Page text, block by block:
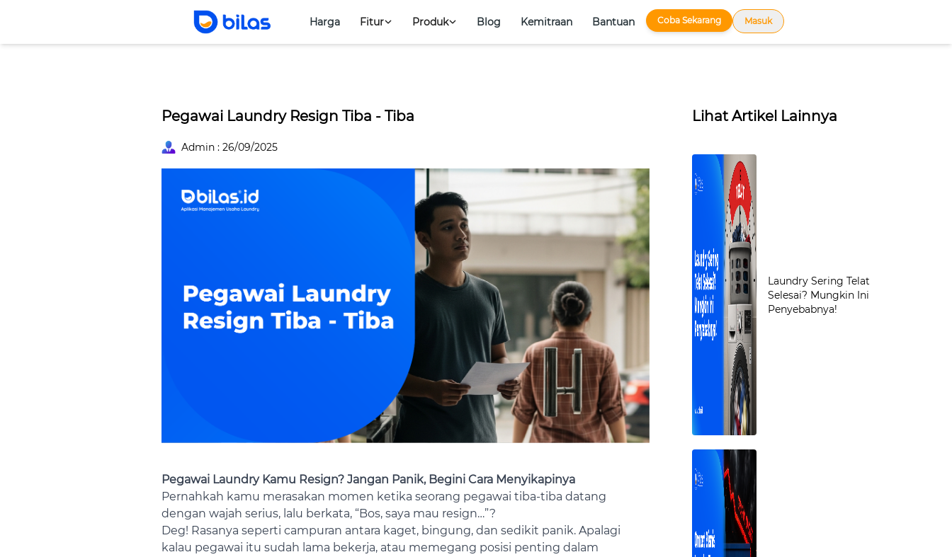
Harga Fitur Produk Blog Kemitraan Bantuan Coba Sekarang Masuk
Pegawai Laundry Resign Tiba - Tiba
Admin : 26/09/2025
Pegawai Laundry Kamu Resign? Jangan Panik, Begini Cara Menyikapinya
Pernahkah kamu merasakan momen ketika seorang pegawai tiba-tiba datang
dengan wajah serius, lalu berkata, “Bos, saya mau resign…”?
Deg! Rasanya seperti campuran antara kaget, bingung, dan sedikit panik. Apalagi
kalau pegawai itu sudah lama bekerja, atau memegang posisi penting dalam
Lihat Artikel Lainnya
Laundry Sering Telat
Selesai? Mungkin Ini
Penyebabnya!